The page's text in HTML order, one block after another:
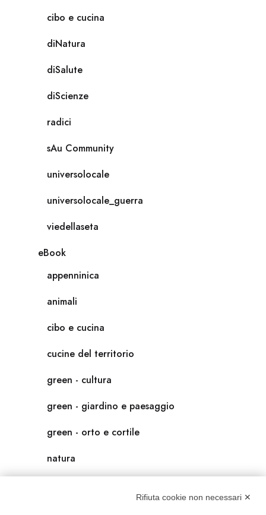
cibo e cucina
diNatura
diSalute
diScienze
radici
sAu Community
universolocale
universolocale_guerra
viedellaseta
eBook
appenninica
animali
cibo e cucina
cucine del territorio
green - cultura
green - giardino e paesaggio
green - orto e cortile
natura
Rifiuta cookie non necessari ✕